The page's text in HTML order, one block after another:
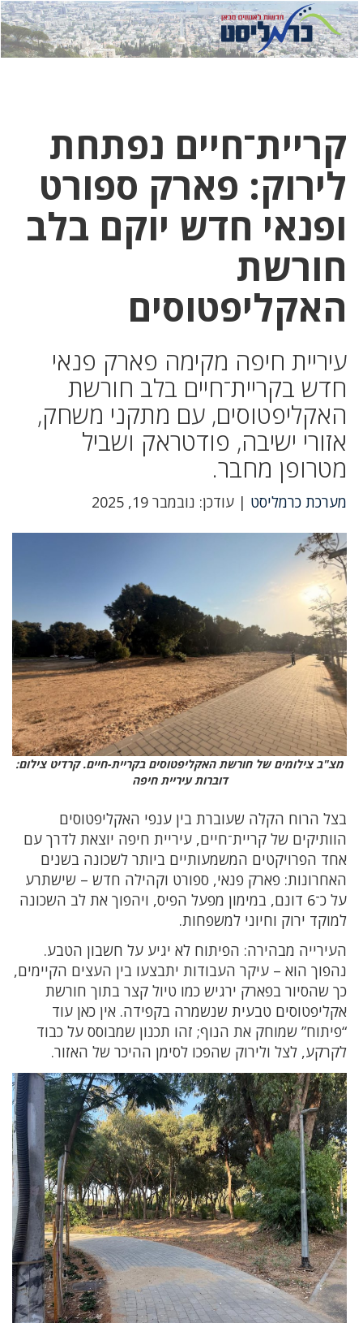
לחץ
כאן
לחץ
כדי
קריית־חיים נפתחת
לירוק: פארק ספורט
ופנאי חדש יוקם בלב
חורשת
האקליפטוסים
עיריית חיפה מקימה פארק פנאי
חדש בקריית־חיים בלב חורשת
האקליפטוסים, עם מתקני משחק,
אזורי ישיבה, פודטראק ושביל
מטרופן מחבר.
מערכת כרמליסט | עודכן: נובמבר 19, 2025
מצ"ב צילומים של חורשת האקליפטוסים בקריית-חיים. קרדיט צילום:
דוברות עיריית חיפה
בצל הרוח הקלה שעוברת בין ענפי האקליפטוסים
הוותיקים של קריית־חיים, עיריית חיפה יוצאת לדרך עם
אחד הפרויקטים המשמעותיים ביותר לשכונה בשנים
האחרונות: פארק פנאי, ספורט וקהילה חדש – שישתרע
על כ־6 דונם, במימון מפעל הפיס, ויהפוך את לב השכונה
למוקד ירוק וחיוני למשפחות.
העירייה מבהירה: הפיתוח לא יגיע על חשבון הטבע.
נהפוך הוא – עיקר העבודות יתבצעו בין העצים הקיימים,
כך שהסיור בפארק ירגיש כמו טיול קצר בתוך חורשת
אקליפטוסים טבעית שנשמרה בקפידה. אין כאן עוד
“פיתוח” שמוחק את הנוף; זהו תכנון שמבוסס על כבוד
לקרקע, לצל ולירוק שהפכו לסימן ההיכר של האזור.